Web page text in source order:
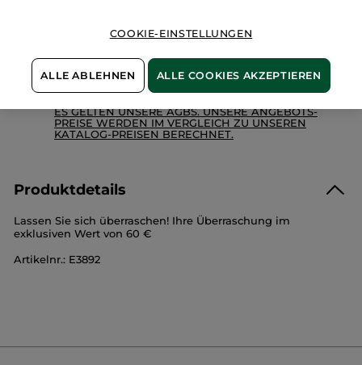
Zahlung perRechnung mit Klarnau.a.
Preisangaben inkl. MwSt. und zzgl. Versandkosten in
Höhe von 3,99 €
ES GELTEN UNSERE AGBS. UNSERE ANGEBOTS-
PREISE WERDEN IM VERGLEICH ZU UNSEREN
KATALOG-PREISEN BERECHNET.
Produktdetails
Lassen Sie sich überraschen! Ihre Überraschung im
exklusiven Wert von 60 €
Artikelnr.: E3892
COOKIE-EINSTELLUNGEN
ALLE ABLEHNEN ALLE COOKIES AKZEPTIEREN